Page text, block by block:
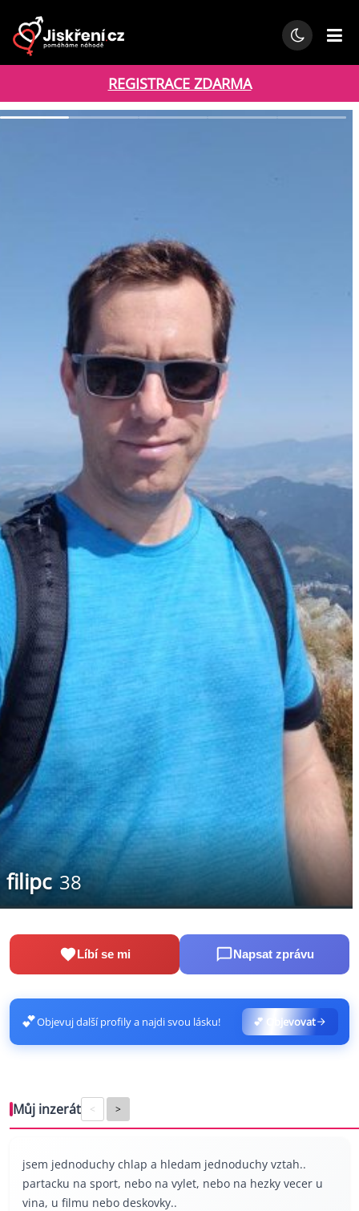
REGISTRACE ZDARMA
filipc 38
Líbí se mi Napsat zprávu
💕Objevuj další profily a najdi svou lásku! 💕 Objevovat
Můj inzerát < >
jsem jednoduchy chlap a hledam jednoduchy vztah..
partacku na sport, nebo na vylet, nebo na hezky vecer u
vina, u filmu nebo deskovky..